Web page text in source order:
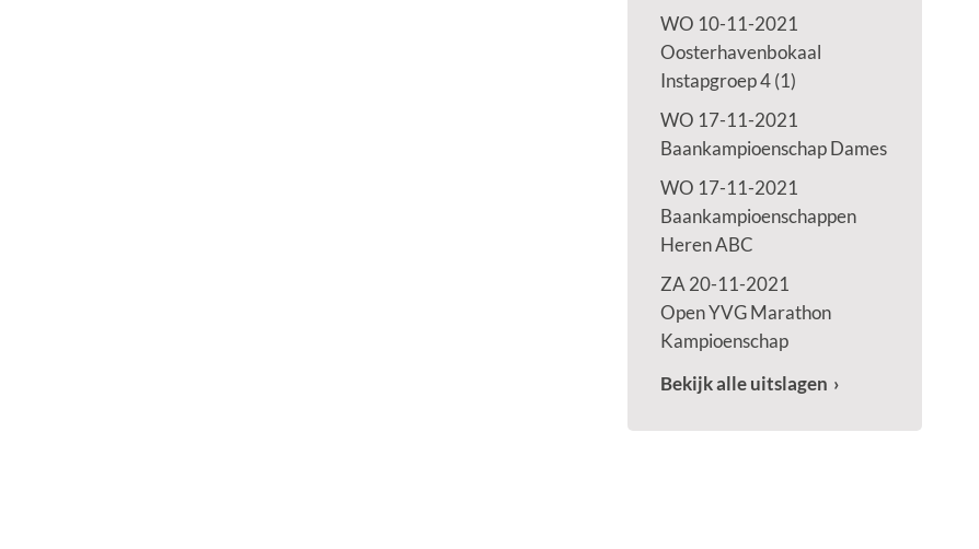
WO 10-11-2021
Oosterhavenbokaal
Instapgroep 4 (1)
WO 17-11-2021
Baankampioenschap Dames
WO 17-11-2021
Baankampioenschappen
Heren ABC
ZA 20-11-2021
Open YVG Marathon
Kampioenschap
Bekijk alle uitslagen